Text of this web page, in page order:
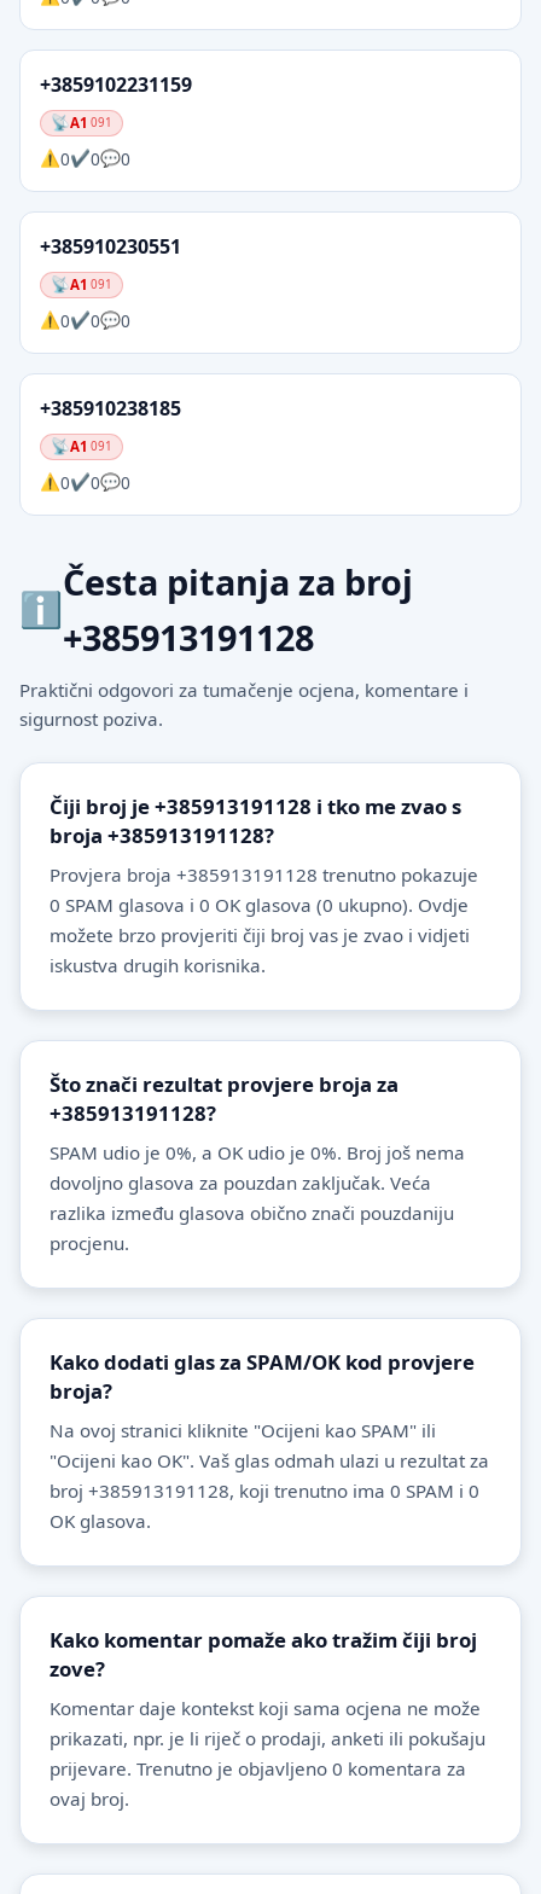
+3859102231159
A1 091
0 0 0
+385910230551
A1 091
0 0 0
+385910238185
A1 091
0 0 0
Česta pitanja za broj
+385913191128
Praktični odgovori za tumačenje ocjena, komentare i
sigurnost poziva.
Čiji broj je +385913191128 i tko me zvao s
broja +385913191128?
Provjera broja +385913191128 trenutno pokazuje
0 SPAM glasova i 0 OK glasova (0 ukupno). Ovdje
možete brzo provjeriti čiji broj vas je zvao i vidjeti
iskustva drugih korisnika.
Što znači rezultat provjere broja za
+385913191128?
SPAM udio je 0%, a OK udio je 0%. Broj još nema
dovoljno glasova za pouzdan zaključak. Veća
razlika između glasova obično znači pouzdaniju
procjenu.
Kako dodati glas za SPAM/OK kod provjere
broja?
Na ovoj stranici kliknite "Ocijeni kao SPAM" ili
"Ocijeni kao OK". Vaš glas odmah ulazi u rezultat za
broj +385913191128, koji trenutno ima 0 SPAM i 0
OK glasova.
Kako komentar pomaže ako tražim čiji broj
zove?
Komentar daje kontekst koji sama ocjena ne može
prikazati, npr. je li riječ o prodaji, anketi ili pokušaju
prijevare. Trenutno je objavljeno 0 komentara za
ovaj broj.